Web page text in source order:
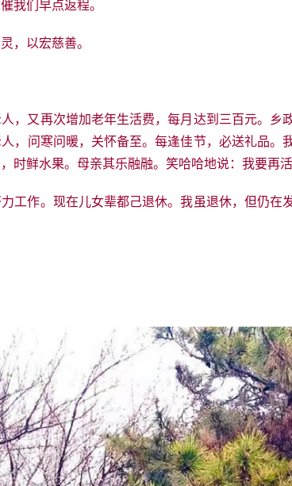
我们早点返程。
，以宏慈善。
，又再次增加老年生活费，每月达到三百元。乡
，问寒问暖，关怀备至。每逢佳节，必送礼品。
时鲜水果。母亲其乐融融。笑哈哈地说：我要再活
工作。现在儿女辈都己退休。我虽退休，但仍在